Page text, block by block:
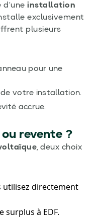
installation
exclusivement
plusieurs
pour une
votre installation.
accrue.
revente ?
, deux choix
utilisez directement
surplus à EDF.